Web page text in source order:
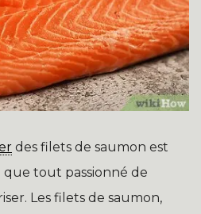
des filets de saumon est
tout passionné de
Les filets de saumon,